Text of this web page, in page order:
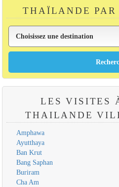
THAÏLANDE
LES VISITES
THAILANDE
Amphawa
Ayutthaya
Ban Krut
Bang Saphan
Buriram
Cha Am